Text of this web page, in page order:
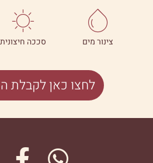
צינור מים סככה חיצונית
לחצו כאן לקבלת